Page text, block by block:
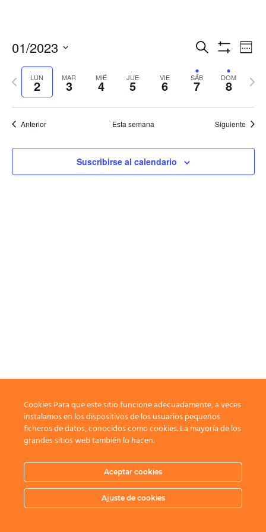
búsqueda
y
vistas
Buscar
de
de
01/2023
fecha.LUN
2 MAR
3 MIÉ
4 JUE
5 VIE
6 SÁB
7 DOM
8
Semana
anterior
Anterior Esta semana Siguiente
Suscribirse al calendario
Cookies Para que este sitio funcione adecuadamente, a veces
instalamos en los dispositivos de los usuarios pequeños
ficheros de datos, conocidos como cookies. La mayoría de los
grandes sitios web también lo hacen.
Aceptar cookies
Ajuste de cookies